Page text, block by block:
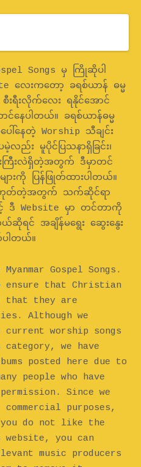
Songs မှ ကြိုဆိုပါ
လေးကတော့ ခရစ်ယာန် ဓမ္မ
းရီးလိုက်လေး ရနိုင်အောင်
င်နေပါတယ်။ ခရစ်ယာန်ဓမ္မ
ါ်နေတဲ့ Worship သီချင်း
မူပိုင်ပြသနာရှိခြင်း၊
ြီးလဲရှိတဲ့အတွက် ဒီမှာတင်
ားကို ပြန်ဖြုတ်ထားပါတယ်။
မဟုတ်တဲ့အတွက် သက်ဆိုင်ရာ
ဒီ Website မှာ တင်တာကို
ဆိုရင် အချိန်မရွေး ဆွေးနွေး
ါတယ်။
Gospel Songs.
ensure that Christian
that they are
Although we
worship songs
we have
posted here due to
people who have
Since we
purposes,
do not like the
you can
music producers